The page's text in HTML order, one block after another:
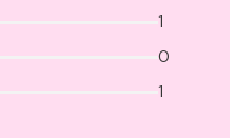
1
0
1